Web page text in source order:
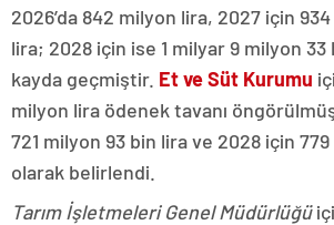
2026’da 842 milyon lira, 2027 için
lira; 2028 için ise 1 milyar 9 milyon
kayda geçmiştir. Et ve Süt Kurumu
milyon lira ödenek tavanı
721 milyon 93 bin lira ve 2028 için
olarak belirlendi.
Tarım İşletmeleri Genel Müdürlüğü